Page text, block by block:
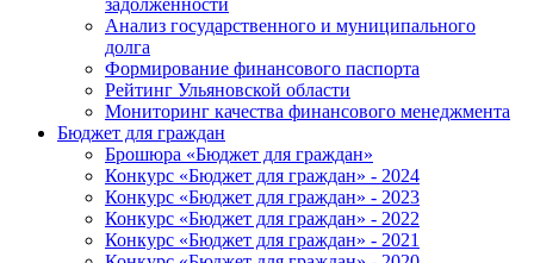
задолженности
Анализ государственного и муниципального
долга
Формирование финансового паспорта
Рейтинг Ульяновской области
Мониторинг качества финансового менеджмента
Бюджет для граждан
Брошюра «Бюджет для граждан»
Конкурс «Бюджет для граждан» - 2024
Конкурс «Бюджет для граждан» - 2023
Конкурс «Бюджет для граждан» - 2022
Конкурс «Бюджет для граждан» - 2021